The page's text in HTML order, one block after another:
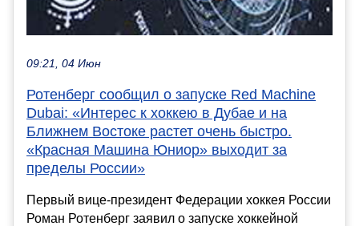
09:21, 04 Июн
Ротенберг сообщил о запуске Red Machine
Dubai: «Интерес к хоккею в Дубае и на
Ближнем Востоке растет очень быстро.
«Красная Машина Юниор» выходит за
пределы России»
Первый вице-президент Федерации хоккея России
Роман Ротенберг заявил о запуске хоккейной